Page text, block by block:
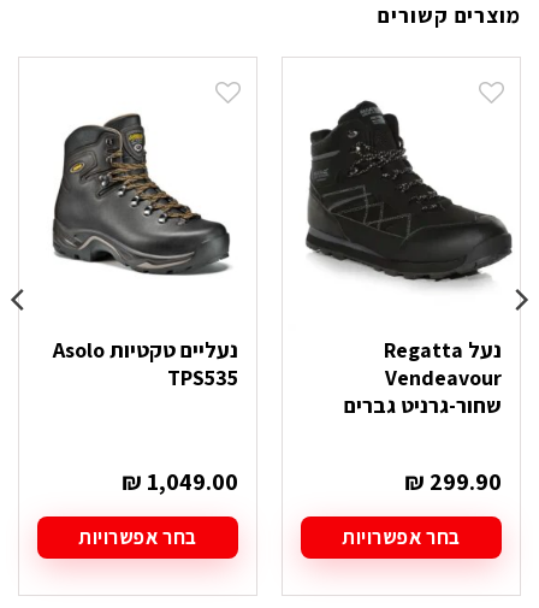
מוצרים קשורים
נעל Regatta
Vendeavour
שחור-גרניט גברים
₪ 299.90
בחר אפשרויות
זה
נעליים טקטיות Asolo
TPS535
₪ 1,049.00
בחר אפשרויות
זה